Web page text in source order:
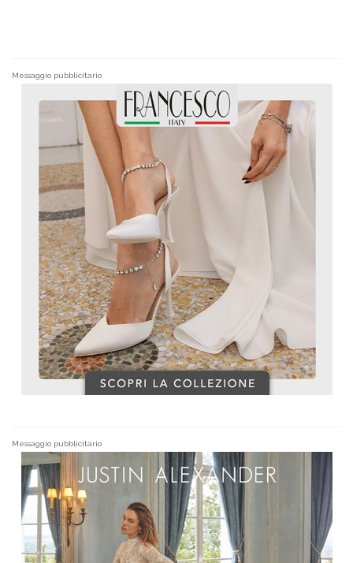
Messaggio pubblicitario
Messaggio pubblicitario